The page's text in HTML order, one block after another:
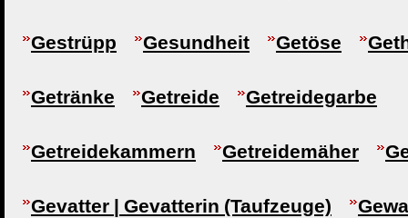
Gestrüpp Gesundheit Getöse
Getränke Getreide Getreidegarbe
Getreidekammern Getreidemäher
Gevatter | Gevatterin (Taufzeuge)